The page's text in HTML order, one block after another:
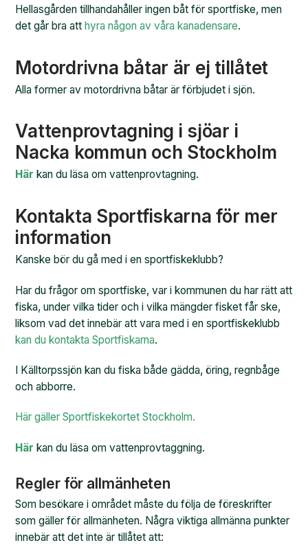
Hellasgården tillhandahåller ingen båt för sportfiske, men
det går bra atthyra någon av våra kanadensare.
Motordrivna båtar är ej tillåtet
Alla former av motordrivna båtar är förbjudet i sjön.
Vattenprovtagning i sjöar i
Nacka kommun och Stockholm
Här kan du läsa om vattenprovtagning.
Kontakta Sportfiskarna för mer
information
Kanske bör du gå med i en sportfiskeklubb?
Har du frågor om sportfiske, var i kommunen du har rätt att
fiska, under vilka tider och i vilka mängder fisket får ske,
liksom vad det innebär att vara med i en sportfiskeklubb
kan du kontakta Sportfiskarna.
I Källtorpssjön kan du fiska både gädda, öring, regnbåge
och abborre.
Här gäller Sportfiskekortet Stockholm.
Här kan du läsa om vattenprovtaggning.
Regler för allmänheten
Som besökare i området måste du följa de föreskrifter
som gäller för allmänheten. Några viktiga allmänna punkter
innebär att det inte är tillåtet att: